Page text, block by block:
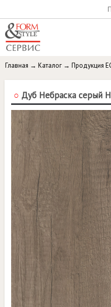
Главная → Каталог → Продукция
○ Дуб Небраска серый